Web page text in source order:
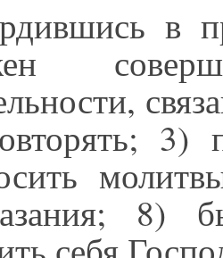
в
3)
8)